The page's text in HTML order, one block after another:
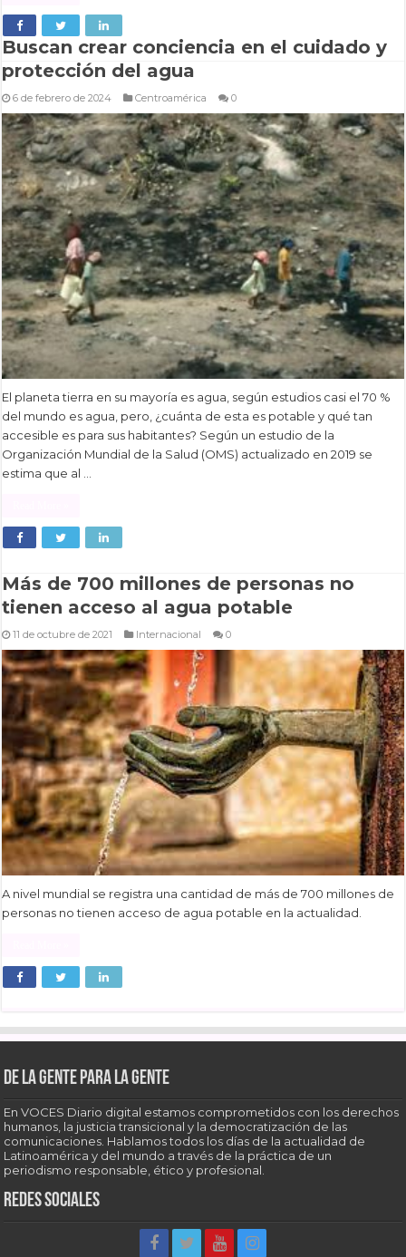
Buscan crear conciencia en el cuidado y
protección del agua
6 de febrero de 2024 Centroamérica 0
El planeta tierra en su mayoría es agua, según estudios casi el 70 %
del mundo es agua, pero, ¿cuánta de esta es potable y qué tan
accesible es para sus habitantes? Según un estudio de la
Organización Mundial de la Salud (OMS) actualizado en 2019 se
estima que al …
Más de 700 millones de personas no
tienen acceso al agua potable
11 de octubre de 2021 Internacional 0
A nivel mundial se registra una cantidad de más de 700 millones de
personas no tienen acceso de agua potable en la actualidad.
De la gente para la gente
En VOCES Diario digital estamos comprometidos con los derechos
humanos, la justicia transicional y la democratización de las
comunicaciones. Hablamos todos los días de la actualidad de
Latinoamérica y del mundo a través de la práctica de un
periodismo responsable, ético y profesional.
Redes sociales